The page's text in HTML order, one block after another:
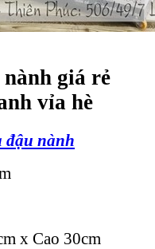
giá rẻ
vỉa hè
đậu nành
x Cao 30cm